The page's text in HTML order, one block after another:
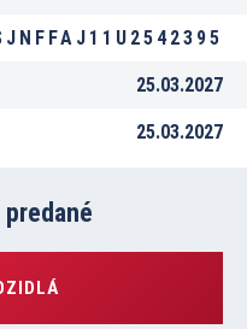
25.03.2027
25.03.2027